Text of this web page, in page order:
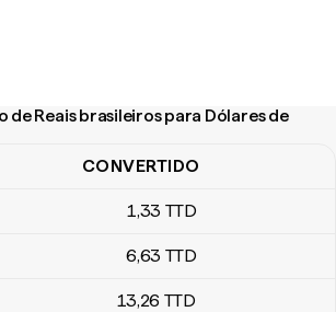
de Reais brasileiros para Dólares de
de Reais brasileiros para Dólares de
CONVERTIDO
1,33 TTD
6,63 TTD
13,26 TTD